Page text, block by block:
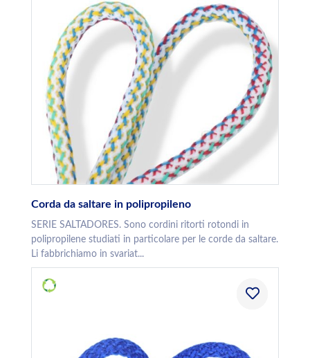
Corda da saltare in polipropileno
SERIE SALTADORES. Sono cordini ritorti rotondi in
polipropilene studiati in particolare per le corde da saltare.
Li fabbrichiamo in svariat...